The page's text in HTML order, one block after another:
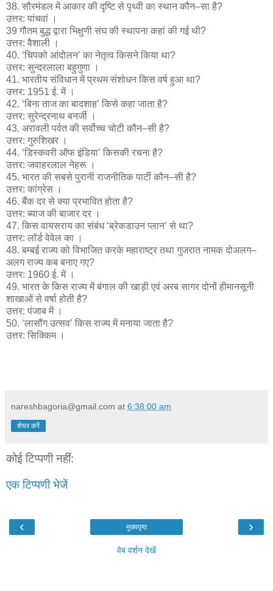
38. सौरमंडल में आकार की दृष्टि से पृथ्वी का स्थान कौन–सा है?
उत्तर: पांचवां ।
39 गौतम बुद्ध द्वारा भिक्षुणी संघ की स्थापना कहां की गई थी?
उत्तर: वैशाली ।
40. ‘चिपको आंदोलन’ का नेतृत्व किसने किया था?
उत्तर: सुन्दरलाला बहुगुणा ।
41. भारतीय संविधान में प्रथम संशोधन किस वर्ष हुआ था?
उत्तर: 1951 ई. में ।
42. ‘बिना ताज का बादशाह’ किसे कहा जाता है?
उत्तर: सुरेन्द्रनाथ बनर्जी ।
43. अरावली पर्वत की सर्वोच्च चोटी कौन–सी है?
उत्तर: गुरुशिखर ।
44. ‘डिस्कवरी ऑफ इंडिया’ किसकी रचना है?
उत्तर: जवाहरलाल नेहरू ।
45. भारत की सबसे पुरानी राजनीतिक पार्टी कौन–सी है?
उत्तर: कांग्रेस ।
46. बैंक दर से क्या प्रभावित होता है?
उत्तर: ब्याज की बाजार दर ।
47. किस वायसराय का संबंध ‘ब्रेकडाउन प्लान’ से था?
उत्तर: लॉर्ड वेवेल का ।
48. बम्बई राज्य को विभाजित करके महाराष्ट्र तथा गुजरात नामक दोअलग–
अलग राज्य कब बनाए गए?
उत्तर: 1960 ई. में ।
49. भारत के किस राज्य में बंगाल की खाड़ी एवं अरब सागर दोनों हीमानसूनी
शाखाओं से वर्षा होती है?
उत्तर: पंजाब में ।
50. ‘लासौंग उत्सव’ किस राज्य में मनाया जाता है?
उत्तर: सिक्किम ।
nareshbagoria@gmail.com at 6:38:00 am
शेयर करें
कोई टिप्पणी नहीं:
एक टिप्पणी भेजें
‹ ›
मुख्यपृष्ठ
वेब वर्शन देखें